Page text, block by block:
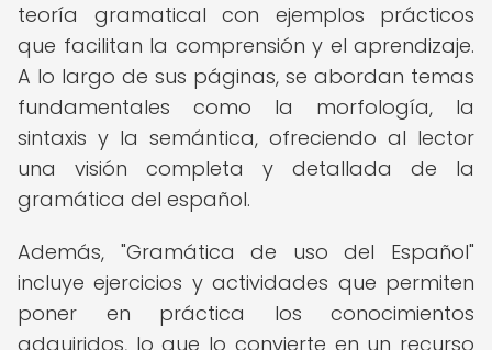
teoría gramatical con ejemplos prácticos
que facilitan la comprensión y el aprendizaje.
A lo largo de sus páginas, se abordan temas
fundamentales como la morfología, la
sintaxis y la semántica, ofreciendo al lector
una visión completa y detallada de la
gramática del español.
Además, "Gramática de uso del Español"
incluye ejercicios y actividades que permiten
poner en práctica los conocimientos
adquiridos, lo que lo convierte en un recurso